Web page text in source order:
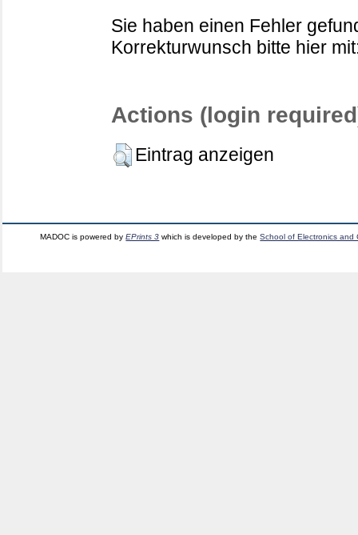
Sie haben einen Fehler
Korrekturwunsch bitte hier
Actions (login
Eintrag anzeigen
MADOC is powered byEPrints 3 which is developed by theSchool of Electronics and